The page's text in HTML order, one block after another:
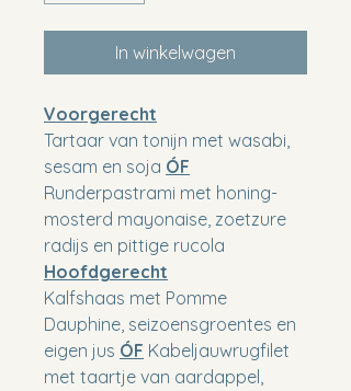
In winkelwagen
Voorgerecht
Tartaar van tonijn met wasabi,
sesam en soja ÓF
Runderpastrami met honing-
mosterd mayonaise, zoetzure
radijs en pittige rucola
Hoofdgerecht
Kalfshaas met Pomme
Dauphine, seizoensgroentes en
eigen jus ÓF Kabeljauwrugfilet
met taartje van aardappel,